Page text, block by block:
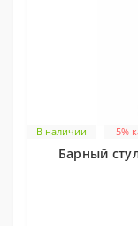
В наличии -5%
Барный